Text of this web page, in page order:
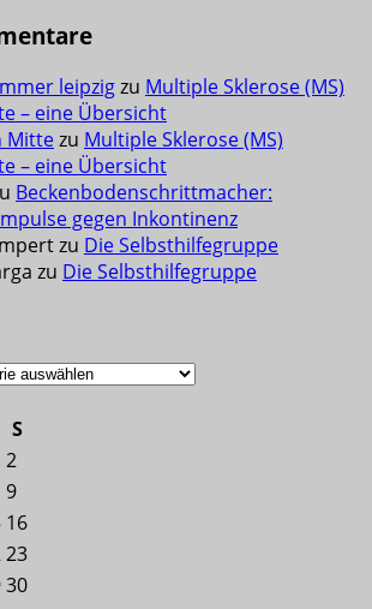
leipzigzu Multiple Sklerose (MS)
– eine Übersicht
Mittezu Multiple Sklerose (MS)
– eine Übersicht
Beckenbodenschrittmacher:
gegen Inkontinenz
zu Die Selbsthilfegruppe
zu Die Selbsthilfegruppe
S
2
9
16
23
30